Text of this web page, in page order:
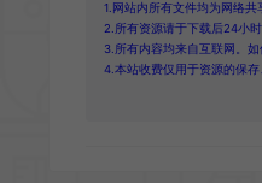
1.网站内所有文件均为网络共
2.所有资源请于下载后24小
3.所有内容均来自互联网。
4.本站收费仅用于资源的保